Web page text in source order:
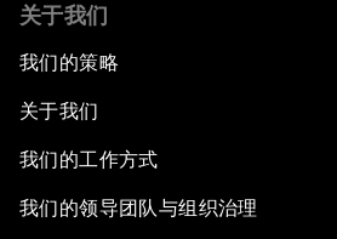
关于我们
我们的策略
关于我们
我们的工作方式
我们的领导团队与组织治理